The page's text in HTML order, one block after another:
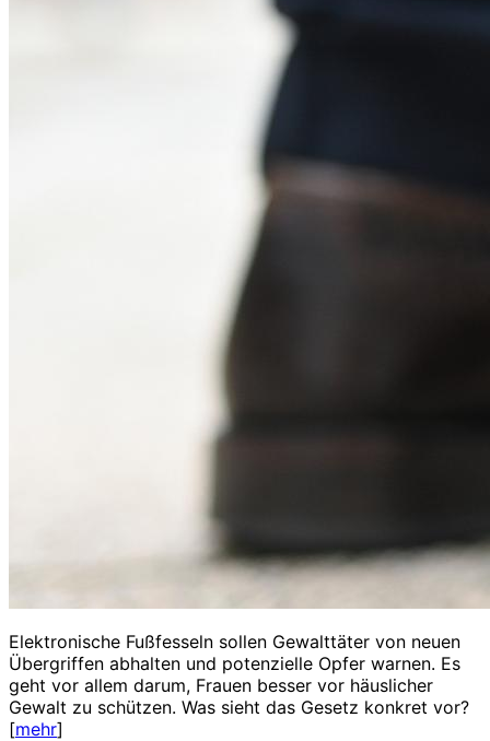
Elektronische Fußfesseln sollen Gewalttäter von neuen
Übergriffen abhalten und potenzielle Opfer warnen. Es
geht vor allem darum, Frauen besser vor häuslicher
Gewalt zu schützen. Was sieht das Gesetz konkret vor?
[mehr]